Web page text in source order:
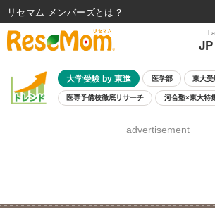
JP
大学受験 by 東進 医学部 東大受
医専予備校徹底リサーチ 河合塾×東大特
8月開催学校説明会・相談会
advertisement
リセマム メンバーズ